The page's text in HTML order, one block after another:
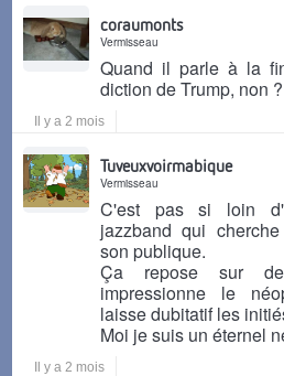
coraumonts
Vermisseau
Quand il parle à la
diction de Trump, non ?
Il y a 2 mois
Tuveuxvoirmabique
Vermisseau
C'est pas si loin
jazzband qui
son publique.
Ça repose sur
impressionne le
laisse dubitatif les
Moi je suis un éternel
Il y a 2 mois